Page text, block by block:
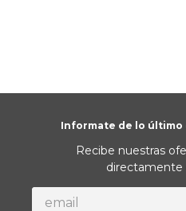
Informate de lo último
Recibe nuestras
directamente